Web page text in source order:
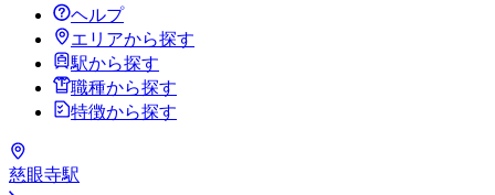
ヘルプ
エリアから探す
駅から探す
職種から探す
特徴から探す
慈眼寺駅